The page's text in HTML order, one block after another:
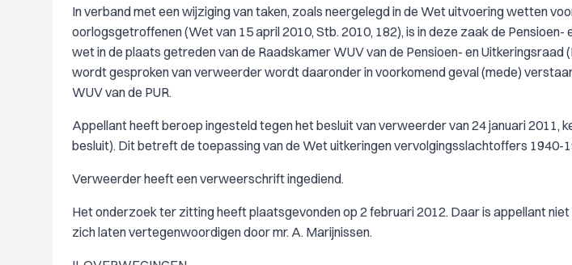
In verband met een wijziging van taken, zoals neergelegd in de Wet uitvoering wetten
oorlogsgetroffenen (Wet van 15 april 2010, Stb. 2010, 182), is in deze zaak de Pensioen-
wet in de plaats getreden van de Raadskamer WUV van de Pensioen- en Uitkeringsraad
wordt gesproken van verweerder wordt daaronder in voorkomend geval (mede)
WUV van de PUR.
Appellant heeft beroep ingesteld tegen het besluit van verweerder van 24 januari 2011,
besluit). Dit betreft de toepassing van de Wet uitkeringen vervolgingsslachtoffers 1940-
Verweerder heeft een verweerschrift ingediend.
Het onderzoek ter zitting heeft plaatsgevonden op 2 februari 2012. Daar is appellant
zich laten vertegenwoordigen door mr. A. Marijnissen.